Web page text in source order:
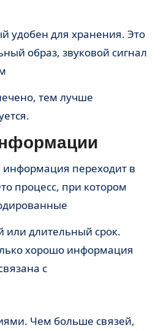
удобен для хранения. Это
образ, звуковой сигнал
тем лучше
переходит в
процесс, при котором
или длительный срок.
хорошо информация
с
Чем больше связей,